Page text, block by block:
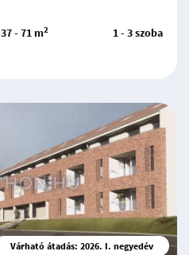
37 - 71 m2 1 - 3 szoba
Várható átadás: 2026. I. negyedév